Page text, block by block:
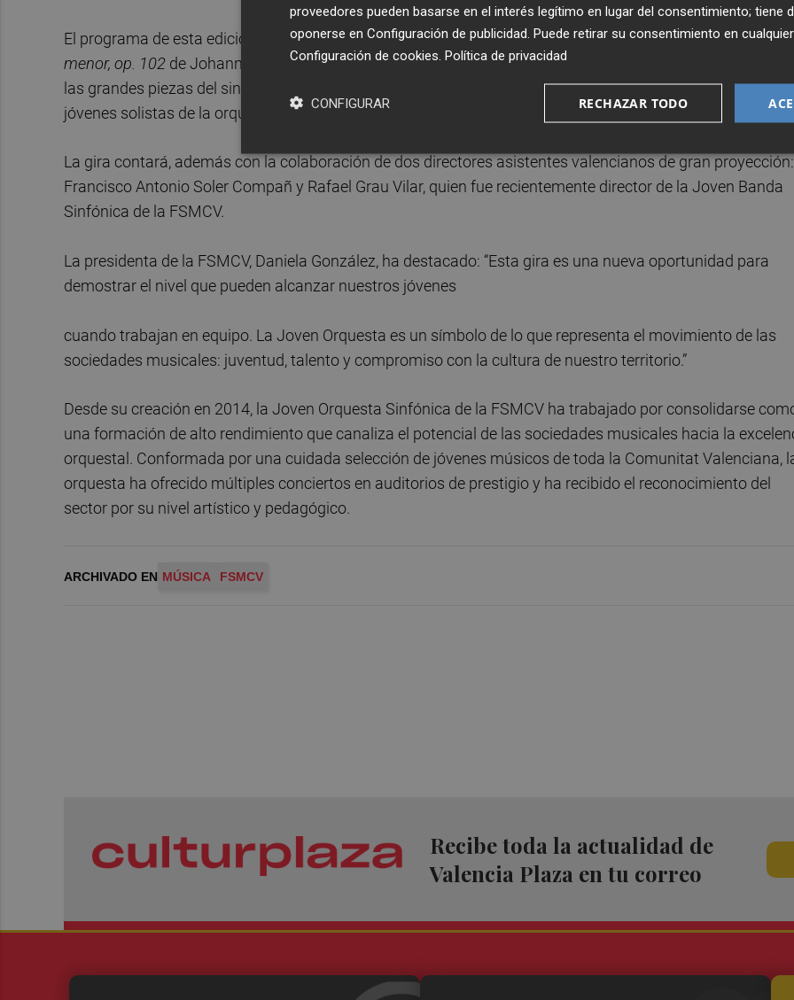
El programa de esta edición ofrecerá dos grandes obras del repertorio sinfónico: elDoble concierto en la
menor, op. 102 de Johannes Brahms, y laSinfonía n.º 5 en mi menor, Op. 64
las grandes piezas del sinfonismo romántico ruso. Cada concierto contará con la participación de dos
jóvenes solistas de la orquesta, al violín y al violonchelo.
La gira contará, además con la colaboración de dos directores asistentes valencianos de gran proyección:
Francisco Antonio Soler Compañ y Rafael Grau Vilar, quien fue recientemente director de la Joven Banda
Sinfónica de la FSMCV.
La presidenta de la FSMCV, Daniela González, ha destacado: “Esta gira es una nueva oportunidad para
demostrar el nivel que pueden alcanzar nuestros jóvenes
cuando trabajan en equipo. La Joven Orquesta es un símbolo de lo que representa el movimiento de las
sociedades musicales: juventud, talento y compromiso con la cultura de nuestro territorio.”
Desde su creación en 2014, la Joven Orquesta Sinfónica de la FSMCV ha trabajado por consolidarse
una formación de alto rendimiento que canaliza el potencial de las sociedades musicales hacia la
orquestal. Conformada por una cuidada selección de jóvenes músicos de toda la Comunitat Valenciana,
orquesta ha ofrecido múltiples conciertos en auditorios de prestigio y ha recibido el reconocimiento del
sector por su nivel artístico y pedagógico.
ARCHIVADO EN MÚSICA FSMCV
Recibe toda la actualidad de
Valencia Plaza en tu correo
proveedores pueden basarse en el interés legítimo en lugar del consentimiento; tiene
oponerse en Configuración de publicidad . Puede retirar su consentimiento en
Configuración de cookies Política de privacidad
RECHAZAR TODO
CONFIGURAR